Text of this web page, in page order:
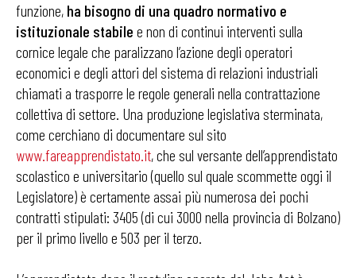
funzione, ha bisogno di una quadro normativo e
istituzionale stabile e non di continui interventi sulla
cornice legale che paralizzano l’azione degli operatori
economici e degli attori del sistema di relazioni industriali
chiamati a trasporre le regole generali nella contrattazione
collettiva di settore. Una produzione legislativa sterminata,
come cerchiano di documentare sul sito
www.fareapprendistato.it, che sul versante dell’apprendistato
scolastico e universitario (quello sul quale scommette oggi il
Legislatore) è certamente assai più numerosa dei pochi
contratti stipulati: 3405 (di cui 3000 nella provincia di Bolzano)
per il primo livello e 503 per il terzo.